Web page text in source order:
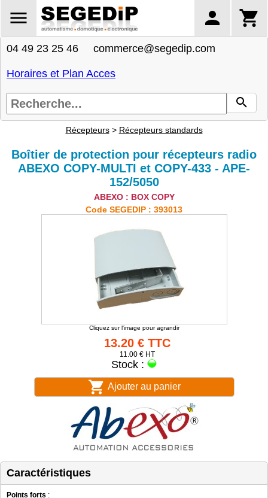
04 49 23 25 46 commerce@segedip.com
Horaires et Plan Acces
Récepteurs> Récepteurs standards
Boîtier de protection pour récepteurs radio
ABEXO COPY-MULTI et COPY-433 - APE-
152/5050
ABEXO : BOX COPY
Code SEGEDIP : 393013
Cliquez sur l'image pour agrandir
13.20 € TTC
11.00 € HT
Stock :
Ajouter au panier
Caractéristiques
Points forts :